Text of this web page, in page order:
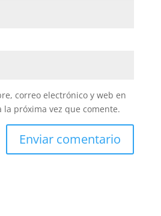
correo electrónico y web en
la próxima vez que comente.